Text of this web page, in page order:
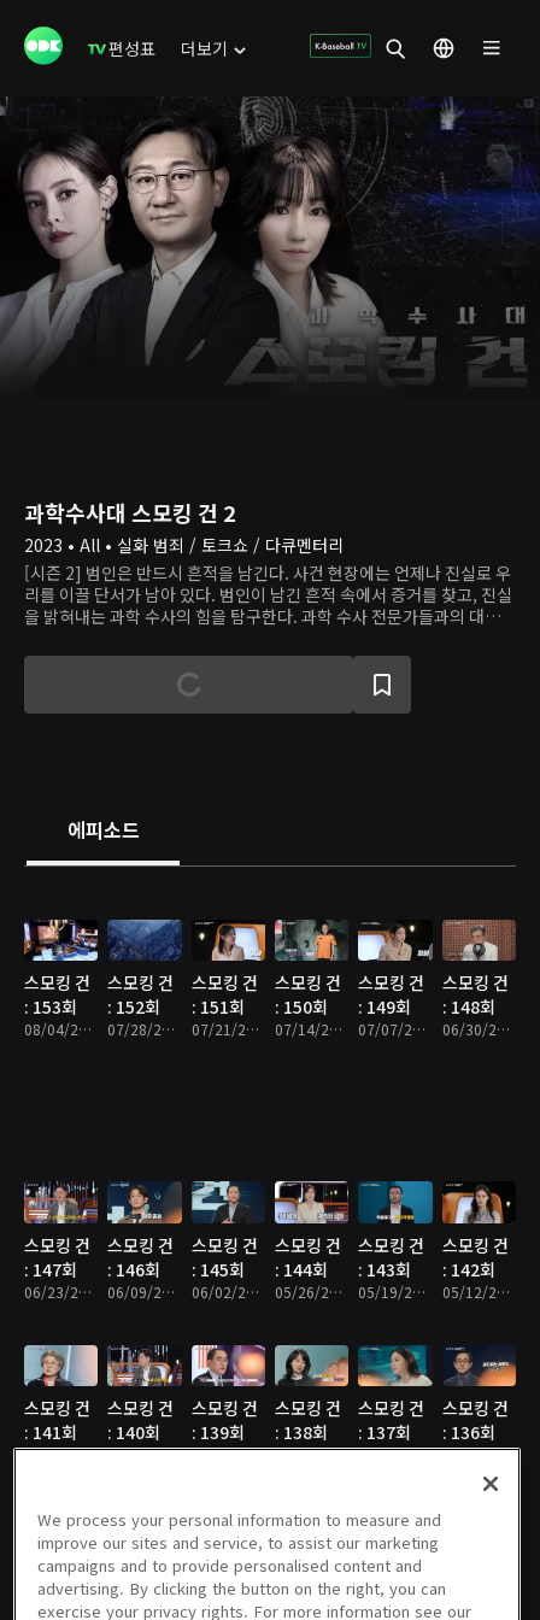
편성표 더보기
과학수사대 스모킹 건 2
2023 • All • 실화 범죄 / 토크쇼 / 다큐멘터리
[시즌 2] 범인은 반드시 흔적을 남긴다. 사건 현장에는 언제나 진실로 우
리를 이끌 단서가 남아 있다. 범인이 남긴 흔적 속에서 증거를 찾고, 진실
을 밝혀내는 과학 수사의 힘을 탐구한다. 과학 수사 전문가들과의 대화를
에피소드
스모킹 건
: 153회
08/04/2026 • 50분
스모킹 건
: 152회
07/28/2026 • 50분
스모킹 건
: 151회
07/21/2026 • 50분
스모킹 건
: 150회
07/14/2026 • 50분
스모킹 건
: 149회
07/07/2026 • 51분
스모킹 건
: 148회
06/30/2026 • 51분
스모킹 건
: 147회
06/23/2026 • 50분
스모킹 건
: 146회
06/09/2026 • 50분
스모킹 건
: 145회
06/02/2026 • 50분
스모킹 건
: 144회
05/26/2026 • 49분
스모킹 건
: 143회
05/19/2026 • 50분
스모킹 건
: 142회
05/12/2026 • 50분
스모킹 건
: 141회
05/05/2026 • 51분
스모킹 건
: 140회
04/28/2026 • 50분
스모킹 건
: 139회
04/21/2026 • 50분
스모킹 건
: 138회
04/14/2026 • 49분
스모킹 건
: 137회
04/07/2026 • 50분
스모킹 건
: 136회
03/31/2026 • 50분
스모킹 건
: 135회
스모킹 건
: 134회
스모킹 건
: 133회
스모킹 건
: 132회
스모킹 건
: 131회
: 130회
We process your personal information to measure and
improve our sites and service, to assist our marketing
campaigns and to provide personalised content and
advertising. By clicking the button on the right, you can
exercise your privacy rights. For more information see our